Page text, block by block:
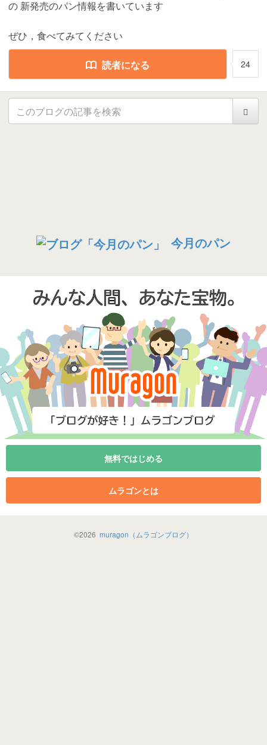
の 新発売のパン情報を書いています
ぜひ，食べてみてください
読者になる 24
今月のパン
無料ではじめる
ムラゴンとは
©2026 muragon（ムラゴンブログ）